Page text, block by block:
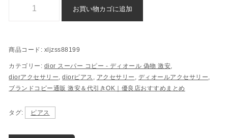
お買い物カゴに追加
商品コード: xljzss88199
カテゴリー: dior スーパー コピー​ - ディオール 偽物​ 激安,
diorアクセサリー,diorピアス , アクセサリー , ディオールアクセサリー,
ブランドコピー通販 激安＆代引きOK｜優良店おすすめまとめ
タグ: ピアス